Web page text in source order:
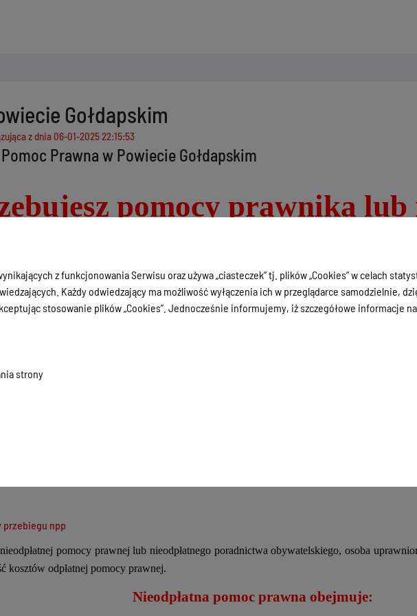
Gołdapskim
z dnia 06-01-2025 22:15:53
Prawna w Powiecie Gołdapskim
pomocy prawnika lub
bezpłatnie! Jaką pomoc możesz otrzymać, np.:?
jest twoja sytuacja prawa oraz jakie są twoje prawa i obowiązki; informację, jak można
projektu pisma, wniosku o zwolnienie od kosztów sądowych lub wniosku o
z pomocy?
pomocy prawnej lub nieodpłatnego poradnictwa obywatelskiego, osoba
kosztów odpłatnej pomocy prawnej.
Nieodpłatna pomoc prawna obejmuje:
z funkcjonowania Serwisu oraz używa „ciasteczek” tj. plików „Cookies” w celach
Każdy odwiedzający ma możliwość wyłączenia ich w przeglądarce samodzielnie,
stosowanie plików „Cookies”. Jednocześnie informujemy, iż szczegółowe informacje
strony